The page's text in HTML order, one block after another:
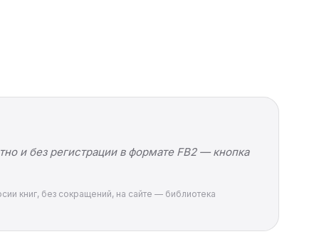
и без регистрации в формате FB2 — кнопка
книг, без сокращений, на сайте — библиотека